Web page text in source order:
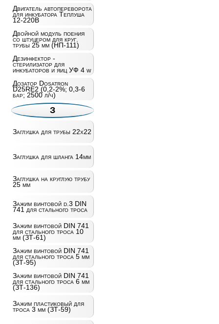
Двигатель автопереворота
для инкубатора Теплуша
12-220В
Двойной модуль поения
со штуцером для круг.
трубы 25 мм (НП-111)
Дезинфектор -
стерилизатор для
инкубаторов и яиц УФ 4 w
Дозатор Dosatron
D25RE2 (0,2-2%; 0,3-6
бар; 2500 л/ч)
З
Заглушка для трубы 22х22
Заглушка для шланга 14мм
Заглушка на круглую трубу
25 мм
Зажим винтовой d.3 DIN
741 для стального троса
Зажим винтовой DIN 741
для стального троса 10
мм (ЗТ-61)
Зажим винтовой DIN 741
для стального троса 5 мм
(ЗТ-95)
Зажим винтовой DIN 741
для стального троса 6 мм
(ЗТ-136)
Зажим пластиковый для
троса 3 мм (ЗТ-59)